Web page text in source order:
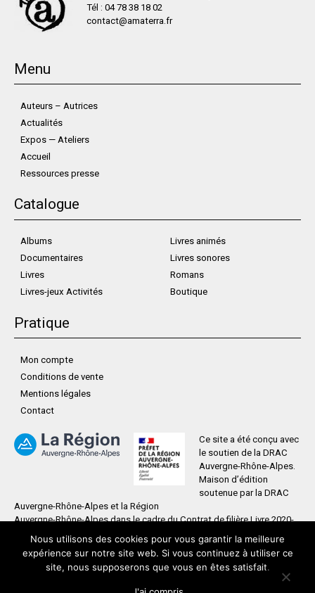
Tél : 04 78 38 18 02
contact@amaterra.fr
Menu
Auteurs – Autrices
Actualités
Expos — Ateliers
Accueil
Ressources presse
Catalogue
Albums
Documentaires
Livres
Livres-jeux Activités
Livres animés
Livres sonores
Romans
Boutique
Pratique
Mon compte
Conditions de vente
Mentions légales
Contact
Ce site a été conçu avec
le soutien de la DRAC
Auvergne-Rhône-Alpes.
Maison d’édition
soutenue par la DRAC
Auvergne-Rhône-Alpes et la Région
Auvergne-Rhône-Alpes dans le cadre du Contrat de filière Livre 2020-
2023
Esilab
Nous utilisons des cookies pour vous garantir la meilleure
expérience sur notre site web. Si vous continuez à utiliser ce
site, nous supposerons que vous en êtes satisfait.